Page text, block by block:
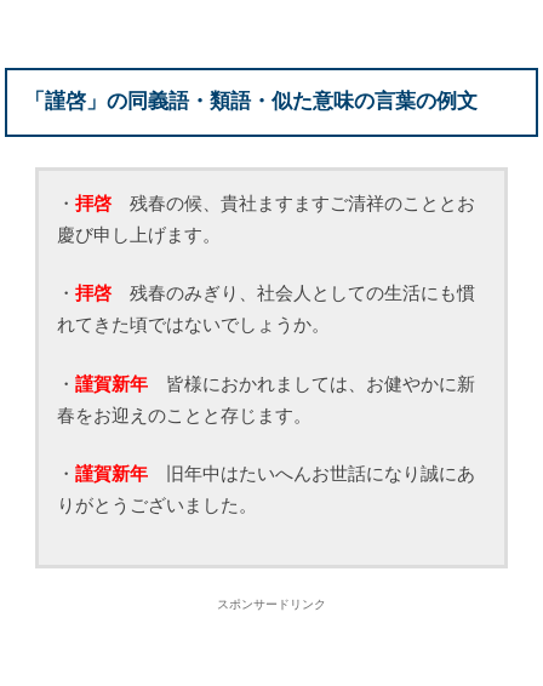
「謹啓」の同義語・類語・似た意味の言葉の例文
・ 拝啓残春の候、貴社ますますご清祥のこととお
慶び申し上げます。
・ 拝啓残春のみぎり、社会人としての生活にも慣
れてきた頃ではないでしょうか。
・ 謹賀新年皆様におかれましては、お健やかに新
春をお迎えのことと存じます。
・ 謹賀新年旧年中はたいへんお世話になり誠にあ
りがとうございました。
スポンサードリンク